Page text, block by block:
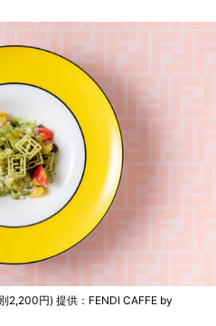
2,200円) 提供：FENDI CAFFE by